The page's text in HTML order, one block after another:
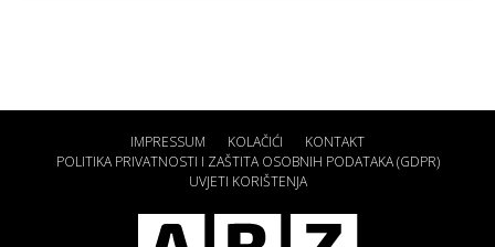
IMPRESSUM KOLAČIĆI
KONTAKT
POLITIKA PRIVATNOSTI I ZAŠTITA OSOBNIH PODATAKA (GDPR)
UVJETI KORIŠTENJA